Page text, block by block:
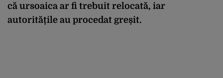
că ursoaica ar fi trebuit relocată, iar
autoritățile au procedat greșit.